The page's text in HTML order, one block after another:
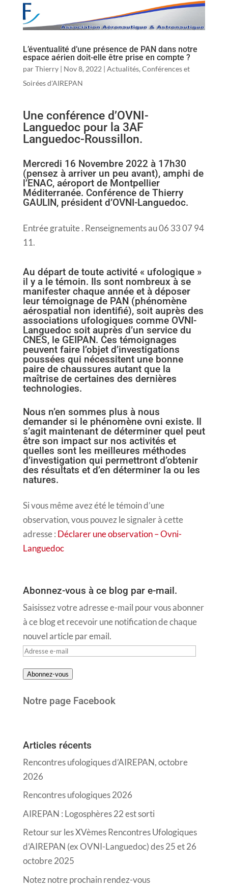
L’éventualité d’une présence de PAN dans notre
espace aérien doit-elle être prise en compte ?
parThierry| Nov 8, 2022 | Actualités, Conférences et
Soirées d'AIREPAN
Une conférence d’OVNI-
Languedoc pour la 3AF
Languedoc-Roussillon.
Mercredi 16 Novembre 2022 à 17h30
(pensez à arriver un peu avant), amphi de
l’ENAC, aéroport de Montpellier
Méditerranée. Conférence de Thierry
GAULIN, président d’OVNI-Languedoc.
Entrée gratuite . Renseignements au 06 33 07 94
11.
Au départ de toute activité « ufologique »
il y a le témoin. Ils sont nombreux à se
manifester chaque année et à déposer
leur témoignage de PAN (phénomène
aérospatial non identifié), soit auprès des
associations ufologiques comme OVNI-
Languedoc soit auprès d’un service du
CNES, le GEIPAN. Ces témoignages
peuvent faire l’objet d’investigations
poussées qui nécessitent une bonne
paire de chaussures autant que la
maîtrise de certaines des dernières
technologies.
Nous n’en sommes plus à nous
demander si le phénomène ovni existe. Il
s’agit maintenant de déterminer quel peut
être son impact sur nos activités et
quelles sont les meilleures méthodes
d’investigation qui permettront d’obtenir
des résultats et d’en déterminer la ou les
natures.
Si vous même avez été le témoin d’une
observation, vous pouvez le signaler à cette
adresse : Déclarer une observation – Ovni-
Languedoc
Abonnez-vous à ce blog par e-mail.
Saisissez votre adresse e-mail pour vous abonner
à ce blog et recevoir une notification de chaque
nouvel article par email.
Adresse
mail
Abonnez-vous
Notre page Facebook
Articles récents
Rencontres ufologiques d’AIREPAN, octobre
2026
Rencontres ufologiques 2026
AIREPAN : Logosphères 22 est sorti
Retour sur les XVèmes Rencontres Ufologiques
d’AIREPAN (ex OVNI-Languedoc) des 25 et 26
octobre 2025
Notez notre prochain rendez-vous